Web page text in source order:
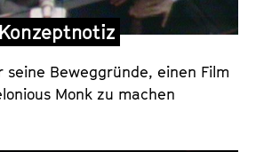
Konzeptnotiz
seine Beweggründe, einen Film
Monk zu machen